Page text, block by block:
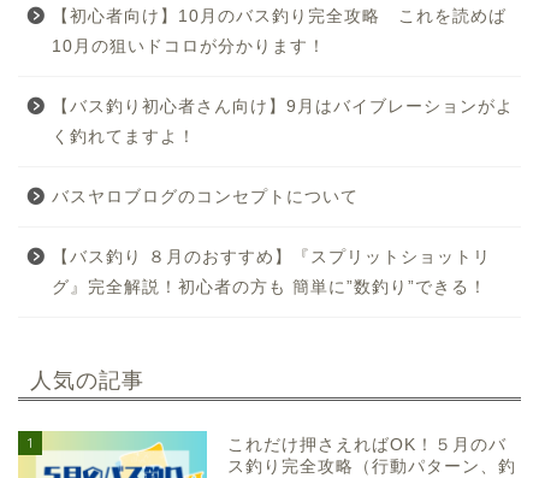
【初心者向け】10月のバス釣り完全攻略 これを読めば
10月の狙いドコロが分かります！
【バス釣り初心者さん向け】9月はバイブレーションがよ
く釣れてますよ！
バスヤロブログのコンセプトについて
【バス釣り ８月のおすすめ】『スプリットショットリ
グ』完全解説！初心者の方も 簡単に”数釣り”できる！
人気の記事
1
これだけ押さえればOK！５月のバ
ス釣り完全攻略（行動パターン、釣